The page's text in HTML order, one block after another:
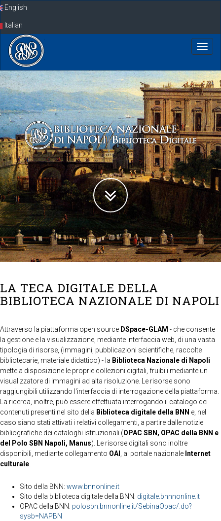
SkipEnglish
Italian
LA TECA DIGITALE DELLA
BIBLIOTECA NAZIONALE DI NAPOLI
Attraverso la piattaforma open source DSpace-GLAM - che consente
la gestione e la visualizzazione, mediante interfaccia web, di una vasta
tipologia di risorse, (immagini, pubblicazioni scientifiche, raccolte
bibliotecarie, materiale didattico) - la Biblioteca Nazionale di Napoli
mette a disposizione le proprie collezioni digitali, fruibili mediante un
visualizzatore di immagini ad alta risoluzione. Le risorse sono
raggiungibili utilizzando l'interfaccia di interrogazione della piattaforma.
La ricerca, inoltre, può essere effettuata interrogando il catalogo dei
contenuti presenti nel sito della Biblioteca digitale della BNN e, nel
caso siano stati attivati i relativi collegamenti, a partire dalle notizie
bibliografiche dei cataloghi istituzionali (OPAC SBN, OPAC della BNN e
del Polo SBN Napoli, Manus). Le risorse digitali sono inoltre
disponibili, mediante collegamento OAI , al portale nazionale Internet
culturale
Sito della BNN: www.bnnonline.it
Sito della biblioteca digitale della BNN: digitale.bnnnonline.it
OPAC della BNN: polosbn.bnnonline.it/SebinaOpac/.do?
sysb=NAPBN